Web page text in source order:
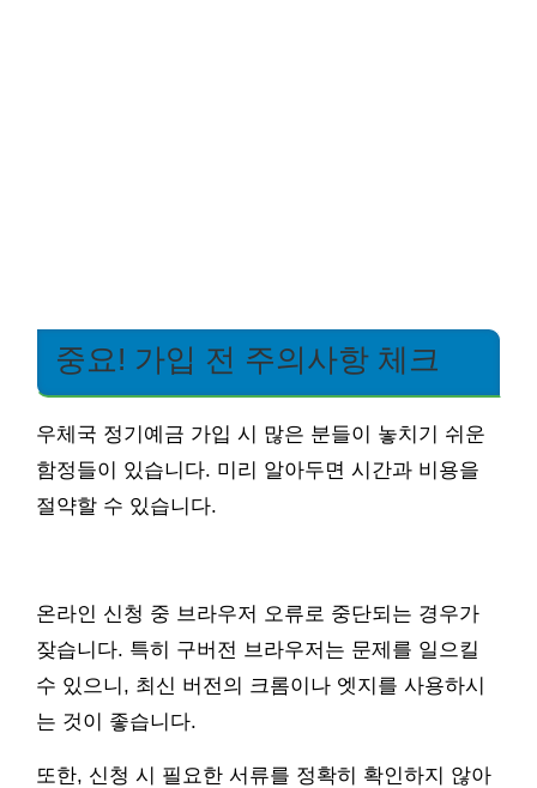
중요! 가입 전 주의사항 체크
우체국 정기예금 가입 시 많은 분들이 놓치기 쉬운
함정들이 있습니다. 미리 알아두면 시간과 비용을
절약할 수 있습니다.
온라인 신청 중 브라우저 오류로 중단되는 경우가
잦습니다. 특히 구버전 브라우저는 문제를 일으킬
수 있으니, 최신 버전의 크롬이나 엣지를 사용하시
는 것이 좋습니다.
또한, 신청 시 필요한 서류를 정확히 확인하지 않아